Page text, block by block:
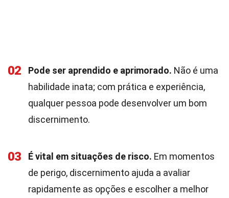
02 Pode ser aprendido e aprimorado. Não é uma
habilidade inata; com prática e experiência,
qualquer pessoa pode desenvolver um bom
discernimento.
03 É vital em situações de risco. Em momentos
de perigo, discernimento ajuda a avaliar
rapidamente as opções e escolher a melhor